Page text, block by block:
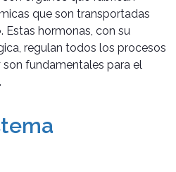
que son transportadas
Estas hormonas, con su
regulan todos los procesos
fundamentales para el